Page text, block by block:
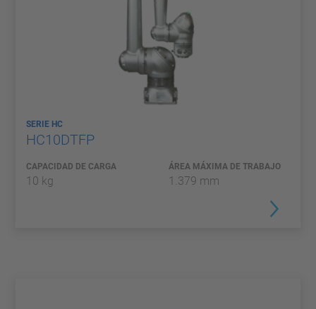
SERIE HC
HC10DTFP
CAPACIDAD DE CARGA
10 kg
ÁREA MÁXIMA DE TRABAJO
1.379 mm